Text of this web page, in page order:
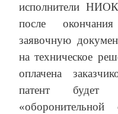
исполнители
после
заявочную
на техническое
оплачена
патент